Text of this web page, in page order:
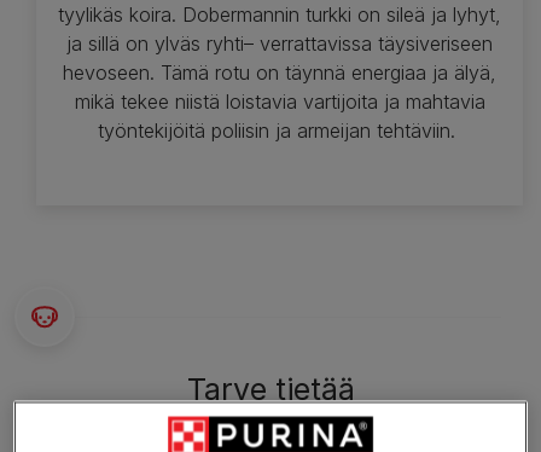
tyylikäs koira. Dobermannin turkki on sileä ja lyhyt,
ja sillä on ylväs ryhti– verrattavissa täysiveriseen
hevoseen. Tämä rotu on täynnä energiaa ja älyä,
mikä tekee niistä loistavia vartijoita ja mahtavia
työntekijöitä poliisin ja armeijan tehtäviin.
Tarve tietää